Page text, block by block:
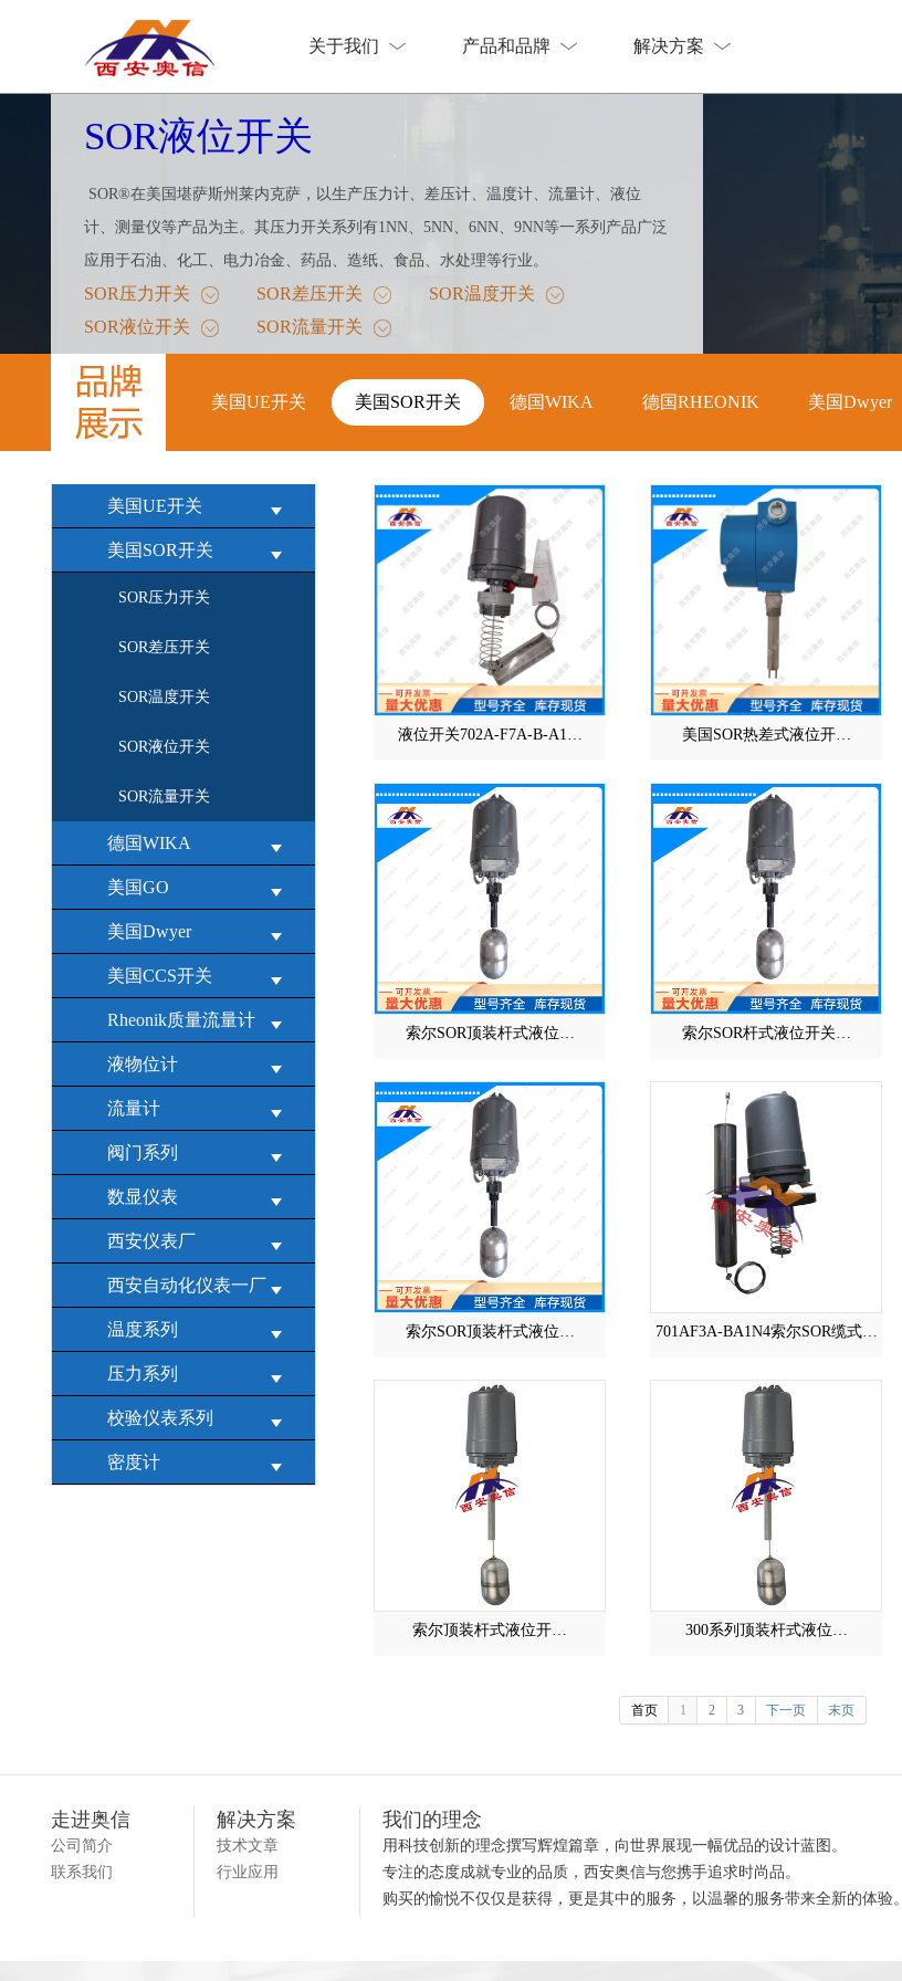
关于我们
关于我们
产品和品牌
产品和品牌
解决方案
解决方案
SOR液位开关
SOR®在美国堪萨斯州莱内克萨，以生产压力计、差压计、温度计、流量计、液位
计、测量仪等产品为主。其压力开关系列有1NN、5NN、6NN、9NN等一系列产品广泛
应用于石油、化工、电力冶金、药品、造纸、食品、水处理等行业。
SOR压力开关 SOR差压开关
SOR温度开关
SOR液位开关
SOR流量开关
美国UE开关
美国UE开关
美国SOR开关
美国SOR开关 德国WIKA
德国WIKA
德国RHEONIK
德国RHEONIK
美国Dwyer
美国Dwyer
美国UE开关
美国SOR开关
SOR压力开关
SOR差压开关
SOR温度开关
SOR液位开关
SOR流量开关
德国WIKA
美国GO
美国Dwyer
美国CCS开关
Rheonik质量流量计
液物位计
流量计
阀门系列
数显仪表
西安仪表厂
西安自动化仪表一厂
温度系列
压力系列
校验仪表系列
密度计
液位开关702A-F7A-B-A1… 美国SOR热差式液位开…
索尔SOR顶装杆式液位… 索尔SOR杆式液位开关…
索尔SOR顶装杆式液位… 701AF3A-BA1N4索尔SOR缆式…
索尔顶装杆式液位开… 300系列顶装杆式液位…
首页 1 2 3 下一页 末页
走进奥信
公司简介
联系我们
解决方案
技术文章
行业应用
我们的理念
用科技创新的理念撰写辉煌篇章，向世界展现一幅优品的设计蓝图。
专注的态度成就专业的品质，西安奥信与您携手追求时尚品。
购买的愉悦不仅仅是获得，更是其中的服务，以温馨的服务带来全新的体验。